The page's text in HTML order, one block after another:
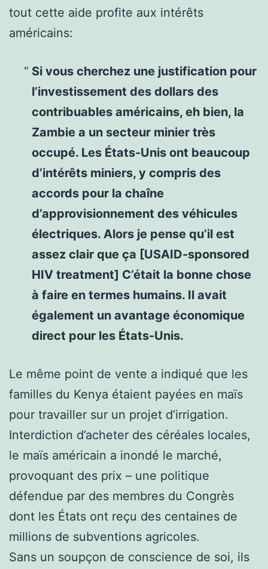
tout cette aide profite aux intérêts
américains:
Si vous cherchez une justification pour
l’investissement des dollars des
contribuables américains, eh bien, la
Zambie a un secteur minier très
occupé. Les États-Unis ont beaucoup
d’intérêts miniers, y compris des
accords pour la chaîne
d’approvisionnement des véhicules
électriques. Alors je pense qu’il est
assez clair que ça [USAID-sponsored
HIV treatment] C’était la bonne chose
à faire en termes humains. Il avait
également un avantage économique
direct pour les États-Unis.
Le même point de vente a indiqué que les
familles du Kenya étaient payées en maïs
pour travailler sur un projet d’irrigation.
Interdiction d’acheter des céréales locales,
le maïs américain a inondé le marché,
provoquant des prix – une politique
défendue par des membres du Congrès
dont les États ont reçu des centaines de
millions de subventions agricoles.
Sans un soupçon de conscience de soi, ils